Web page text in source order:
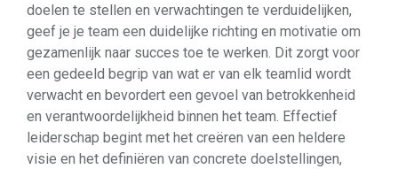
doelen te stellen en verwachtingen te verduidelijken,
geef je je team een duidelijke richting en motivatie om
gezamenlijk naar succes toe te werken. Dit zorgt voor
een gedeeld begrip van wat er van elk teamlid wordt
verwacht en bevordert een gevoel van betrokkenheid
en verantwoordelijkheid binnen het team. Effectief
leiderschap begint met het creëren van een heldere
visie en het definiëren van concrete doelstellingen,